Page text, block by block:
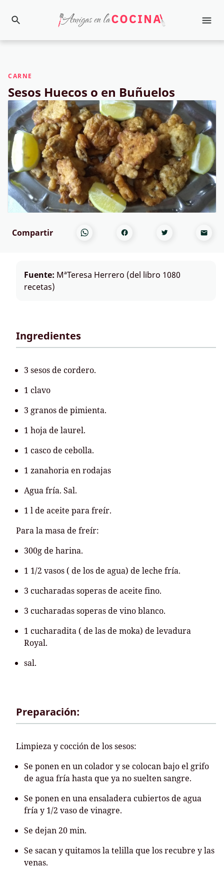
CARNE
Sesos Huecos o en Buñuelos
Compartir
Fuente: MªTeresa Herrero (del libro 1080
recetas)
Ingredientes
3 sesos de cordero.
1 clavo
3 granos de pimienta.
1 hoja de laurel.
1 casco de cebolla.
1 zanahoria en rodajas
Agua fría. Sal.
1 l de aceite para freír.
Para la masa de freír:
300g de harina.
1 1/2 vasos ( de los de agua) de leche fría.
3 cucharadas soperas de aceite fino.
3 cucharadas soperas de vino blanco.
1 cucharadita ( de las de moka) de levadura
Royal.
sal.
Preparación:
Limpieza y cocción de los sesos:
Se ponen en un colador y se colocan bajo el grifo
de agua fría hasta que ya no suelten sangre.
Se ponen en una ensaladera cubiertos de agua
fría y 1/2 vaso de vinagre.
Se dejan 20 min.
Se sacan y quitamos la telilla que los recubre y las
venas.